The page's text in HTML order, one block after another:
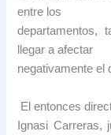
entre los
departamentos,
llegar a afectar
negativamente el
El entonces
Ignasi Carreras,